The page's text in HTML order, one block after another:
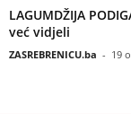
LAGUMDŽIJA
već vidjeli
ZASREBRENICU.ba - 19